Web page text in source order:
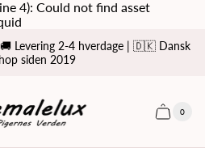
4): Could not find asset
Levering 2-4 hverdage | 🇩🇰 Dansk
siden 2019
logo
Cart
Cart
0